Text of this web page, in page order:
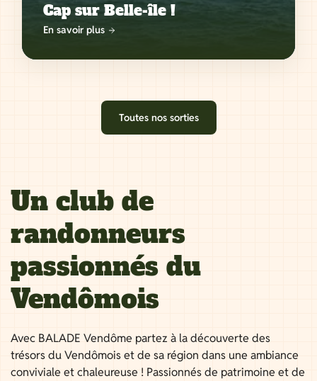
Cap sur Belle-île !
En savoir plus
Toutes nos sorties
Un club de
randonneurs
passionnés du
Vendômois
Avec BALADE Vendôme partez à la découverte des
trésors du Vendômois et de sa région dans une ambiance
conviviale et chaleureuse ! Passionnés de patrimoine et de